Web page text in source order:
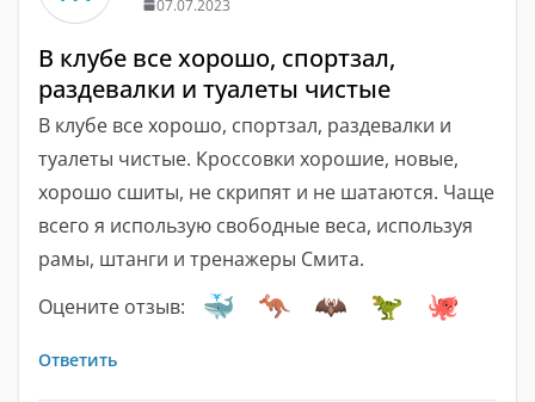
07.07.2023
В клубе все хорошо, спортзал,
раздевалки и туалеты чистые
В клубе все хорошо, спортзал, раздевалки и
туалеты чистые. Кроссовки хорошие, новые,
хорошо сшиты, не скрипят и не шатаются. Чаще
всего я использую свободные веса, используя
рамы, штанги и тренажеры Смита.
Оцените отзыв:
Ответить